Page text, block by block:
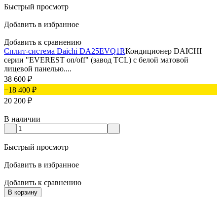
Быстрый просмотр
Добавить в избранное
Добавить к сравнению
Сплит-система Daichi DA25EVQ1RКондиционер DAICHI
серии "EVEREST on/off" (завод TCL) с белой матовой
лицевой панелью....
38 600 ₽
−18 400 ₽
20 200 ₽
В наличии
Быстрый просмотр
Добавить в избранное
Добавить к сравнению
В корзину